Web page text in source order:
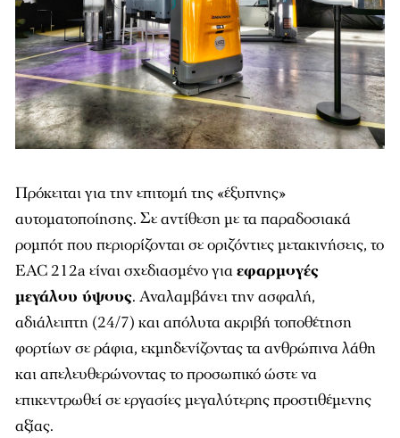
Πρόκειται για την επιτομή της «έξυπνης»
αυτοματοποίησης. Σε αντίθεση με τα παραδοσιακά
ρομπότ που περιορίζονται σε οριζόντιες μετακινήσεις, το
EAC 212a είναι σχεδιασμένο γιαεφαρμογές
μεγάλου ύψους. Αναλαμβάνει την ασφαλή,
αδιάλειπτη (24/7) και απόλυτα ακριβή τοποθέτηση
φορτίων σε ράφια, εκμηδενίζοντας τα ανθρώπινα λάθη
και απελευθερώνοντας το προσωπικό ώστε να
επικεντρωθεί σε εργασίες μεγαλύτερης προστιθέμενης
αξίας.